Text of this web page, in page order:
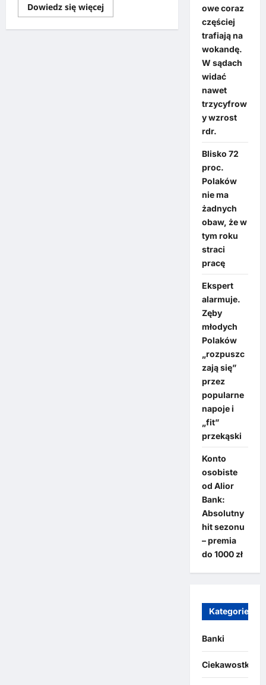
Dowiedz się więcej
owe coraz
częściej
trafiają na
wokandę.
W sądach
widać
nawet
trzycyfrow
y wzrost
rdr.
Blisko 72
proc.
Polaków
nie ma
żadnych
obaw, że w
tym roku
straci
pracę
Ekspert
alarmuje.
Zęby
młodych
Polaków
„rozpuszc
zają się”
przez
popularne
napoje i
„fit”
przekąski
Konto
osobiste
od Alior
Bank:
Absolutny
hit sezonu
– premia
do 1000 zł
Kategorie
Banki
Ciekawostki